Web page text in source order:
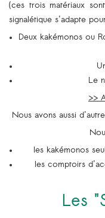
(ces trois matériaux
signalétique s'adapte
Deux kakémonos ou
Le
>>
Nous avons aussi
les kakémonos
les comptoirs
Les